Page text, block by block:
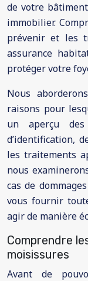
de votre
immobilier.
prévenir et les
assurance
protéger votre
Nous
raisons pour
un aperçu des
d’identification,
les traitements
nous
cas de
vous fournir
agir de manière
Comprendre
moisissures
Avant de